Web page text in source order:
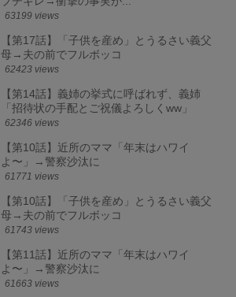
63199 views
【第17話】「子供を産め」とうるさい義父
母→夫の前でフルボッコ
62423 views
【第14話】義姉の挙式に呼ばれず、義姉
「招待状の手配とご祝儀よろしくww」
62346 views
【第10話】近所のママ「年末はハワイ
よ〜」→警察沙汰に
61771 views
【第10話】「子供を産め」とうるさい義父
母→夫の前でフルボッコ
61743 views
【第11話】近所のママ「年末はハワイ
よ〜」→警察沙汰に
61663 views